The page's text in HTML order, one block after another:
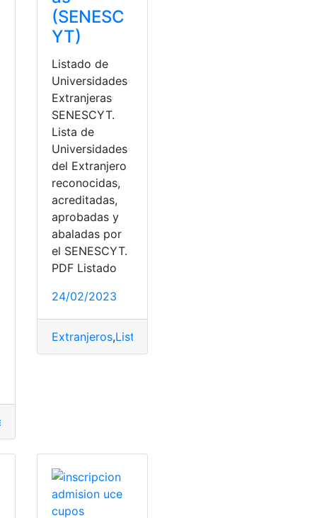
Ecuador
(SENESC
YT)
Listado de
Universidades
Extranjeras
SENESCYT.
Lista de
Universidades
del Extranjero
reconocidas,
acreditadas,
aprobadas y
abaladas por
el SENESCYT.
PDF Listado
24/02/2023
Extranjeros,Listado